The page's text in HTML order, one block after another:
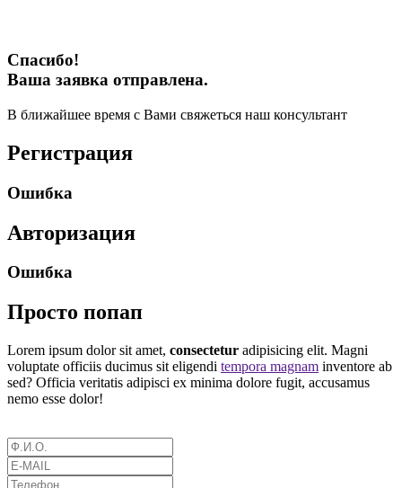
Спасибо!
Ваша заявка отправлена.
В ближайшее время с Вами свяжеться наш консультант
Регистрация
Ошибка
Авторизация
Ошибка
Просто попап
Lorem ipsum dolor sit amet, consectetur adipisicing elit. Magni
voluptate officiis ducimus sit eligendi tempora magnam inventore ab
sed? Officia veritatis adipisci ex minima dolore fugit, accusamus
nemo esse dolor!